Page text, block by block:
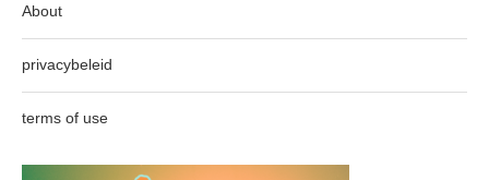
About
privacybeleid
terms of use